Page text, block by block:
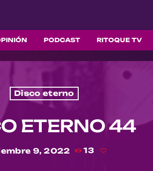
PODCAST RITOQUE TV
Disco eterno
ETERNO 44
9, 2022 13